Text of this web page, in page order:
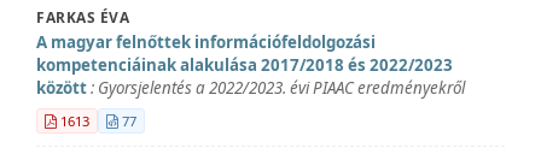
FARKAS ÉVA
A magyar felnőttek információfeldolgozási
kompetenciáinak alakulása 2017/2018 és 2022/2023
között: Gyorsjelentés a 2022/2023. évi PIAAC eredményekről
1613 77